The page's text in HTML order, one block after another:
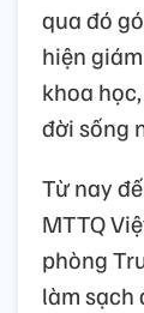
qua đó
hiện
khoa
đời sống
Từ nay
MTTQ
phòng
làm sạch